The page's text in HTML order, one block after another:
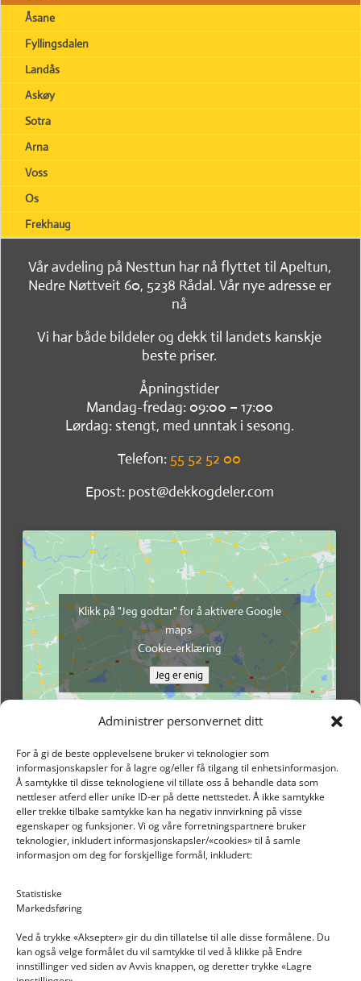
Administrer personvernet ditt
For å gi de beste opplevelsene bruker vi teknologier som
informasjonskapsler for å lagre og/eller få tilgang til enhetsinformasjon.
Å samtykke til disse teknologiene vil tillate oss å behandle data som
nettleser atferd eller unike ID-er på dette nettstedet. Å ikke samtykke
eller trekke tilbake samtykke kan ha negativ innvirkning på visse
egenskaper og funksjoner. Vi og våre forretningspartnere bruker
teknologier, inkludert informasjonskapsler/«cookies» til å samle
informasjon om deg for forskjellige formål, inkludert:
Statistiske
Markedsføring
Ved å trykke «Aksepter» gir du din tillatelse til alle disse formålene. Du
kan også velge formålet du vil samtykke til ved å klikke på Endre
innstillinger ved siden av Avvis knappen, og deretter trykke «Lagre
Åsane
Fyllingsdalen
Landås
Askøy
Sotra
Arna
Voss
Os
Frekhaug
Vår avdeling på Nesttun har nå flyttet til Apeltun,
Nedre Nøttveit 60, 5238 Rådal. Vår nye adresse er
nå
Vi har både bildeler og dekk til landets kanskje
beste priser.
Åpningstider
Mandag-fredag: 09:00 – 17:00
Lørdag: stengt, med unntak i sesong.
Telefon: 55 52 52 00
Epost: post@dekkogdeler.com
Klikk på "Jeg godtar" for å aktivere Google
maps
Cookie-erklæring
Jeg er enig